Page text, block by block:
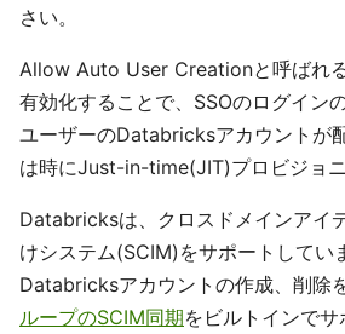
さい。
Allow Auto User Creationと呼ばれ
有効化することで、SSOのログイン
ユーザーのDatabricksアカウントが
は時にJust-in-time(JIT)プロビジョニ
Databricksは、クロスドメインアイ
けシステム(SCIM)をサポートしてい
Databricksアカウントの作成、削除
ループのSCIM同期をビルトインでサ